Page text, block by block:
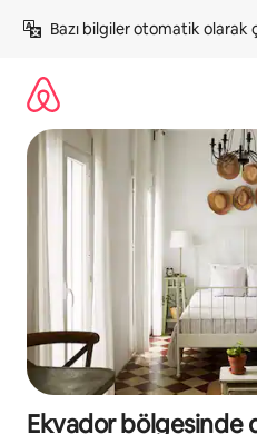
atla
Bazı bilgiler otomatik olarak
Ekvador bölgesinde